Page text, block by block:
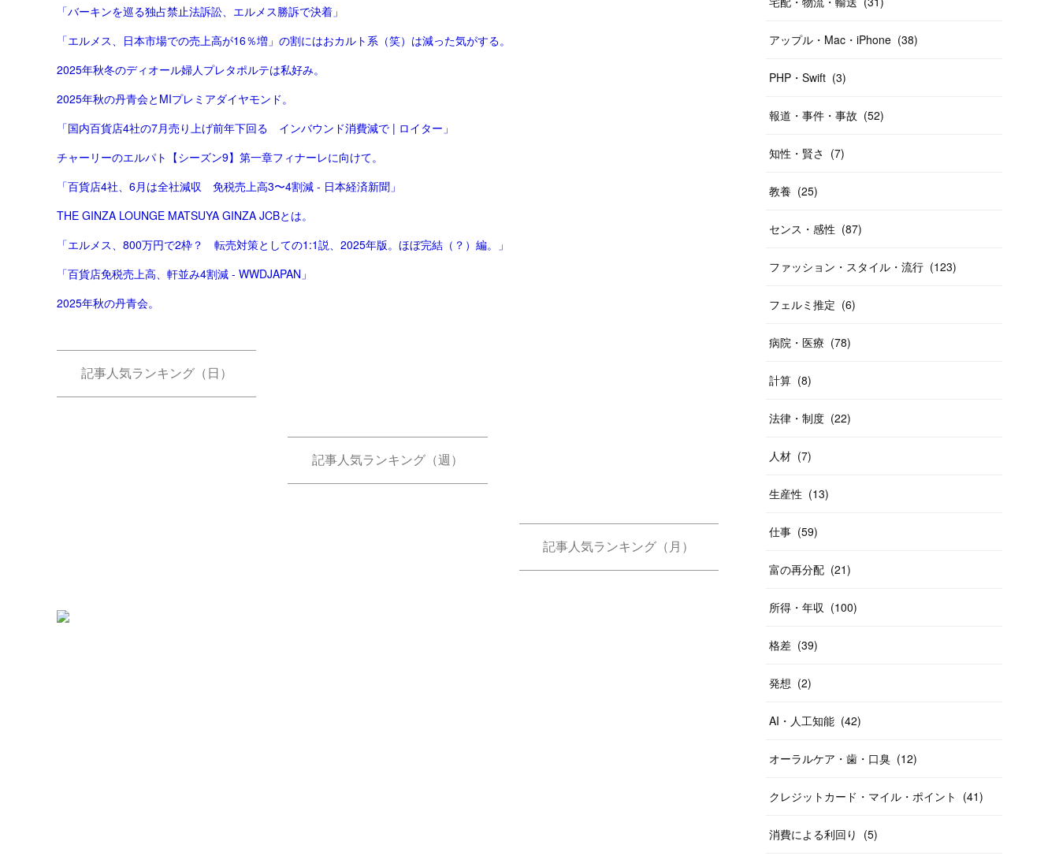
「バーキンを巡る独占禁止法訴訟、エルメス勝訴で決着」
「エルメス、日本市場での売上高が16％増」の割にはおカルト系（笑）は減った気がする。
2025年秋冬のディオール婦人プレタポルテは私好み。
2025年秋の丹青会とMIプレミアダイヤモンド。
「国内百貨店4社の7月売り上げ前年下回る インバウンド消費減で | ロイター」
チャーリーのエルパト【シーズン9】第一章フィナーレに向けて。
「百貨店4社、6月は全社減収 免税売上高3〜4割減 - 日本経済新聞」
THE GINZA LOUNGE MATSUYA GINZA JCBとは。
「エルメス、800万円で2枠？ 転売対策としての1:1説、2025年版。ほぼ完結（？）編。」
「百貨店免税売上高、軒並み4割減 - WWDJAPAN」
2025年秋の丹青会。
記事人気ランキング（日）
記事人気ランキング（週）
記事人気ランキング（月）
アップル・Mac・iPhone (38)
PHP・Swift (3)
報道・事件・事故 (52)
知性・賢さ (7)
教養 (25)
センス・感性 (87)
ファッション・スタイル・流行 (123)
フェルミ推定 (6)
病院・医療 (78)
計算 (8)
法律・制度 (22)
人材 (7)
生産性 (13)
仕事 (59)
富の再分配 (21)
所得・年収 (100)
格差 (39)
発想 (2)
AI・人工知能 (42)
オーラルケア・歯・口臭 (12)
クレジットカード・マイル・ポイント (41)
消費による利回り (5)